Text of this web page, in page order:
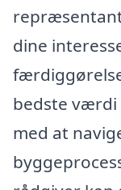
dine
bedste
med at